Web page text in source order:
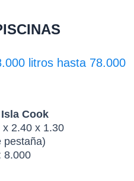
litros hasta 78.000
Cook
2.40 x 1.30
pestaña)
8.000